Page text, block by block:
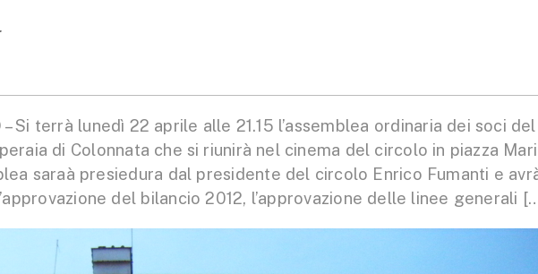
– Si terrà lunedì 22 aprile alle 21.15 l’assemblea ordinaria dei soci del
di Colonnata che si riunirà nel cinema del circolo in piazza
saraà presiedura dal presidente del circolo Enrico Fumanti e
del bilancio 2012, l’approvazione delle linee generali